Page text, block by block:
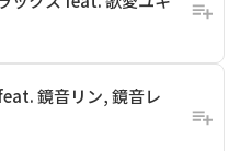
鏡音リン, 鏡音レ